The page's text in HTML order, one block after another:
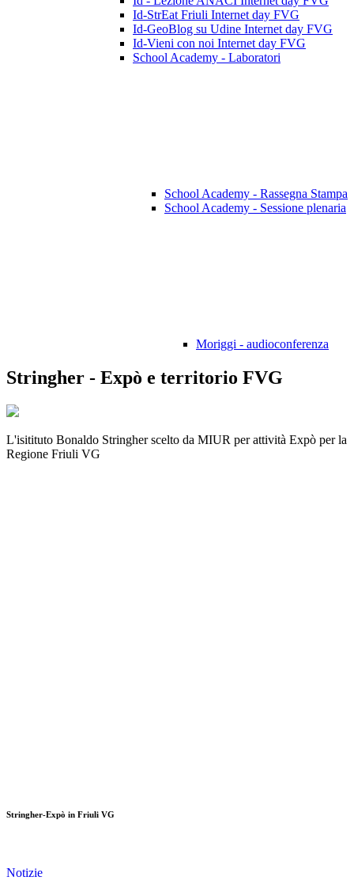
Id-StrEat Friuli Internet day FVG
Id-GeoBlog su Udine Internet day FVG
Id-Vieni con noi Internet day FVG
School Academy - Laboratori
School Academy - Rassegna Stampa
School Academy - Sessione plenaria
Moriggi - audioconferenza
Stringher - Expò e territorio FVG
L'isitituto Bonaldo Stringher scelto da MIUR per attività Expò per la
Regione Friuli VG
Stringher-Expò in Friuli VG
Notizie